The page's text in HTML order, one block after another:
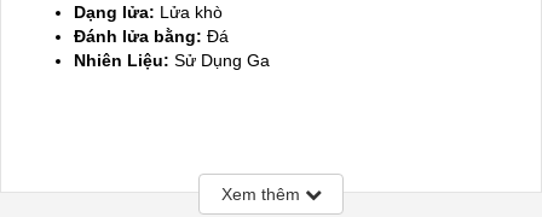
Dạng lửa: Lửa khò
Đánh lửa bằng: Đá
Nhiên Liệu: Sử Dụng Ga
Xem thêm